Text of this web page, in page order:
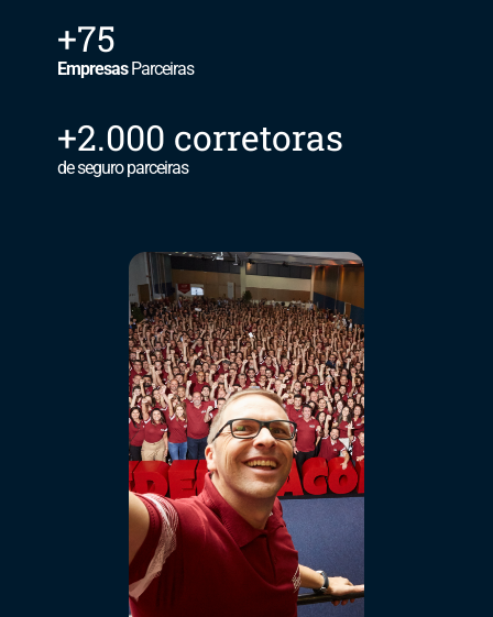
+75
EmpresasParceiras
+2.000 corretoras
de seguro parceiras